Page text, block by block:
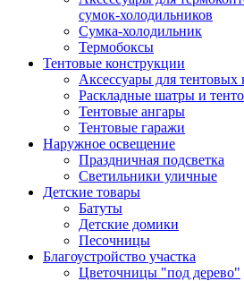
сумок-холодильников
Сумка-холодильник
Термобоксы
Тентовые конструкции
Аксессуары для тентовых
Раскладные шатры и
Тентовые ангары
Тентовые гаражи
Наружное освещение
Праздничная подсветка
Светильники уличные
Детские товары
Батуты
Детские домики
Песочницы
Благоустройство участка
Цветочницы "под дерево"